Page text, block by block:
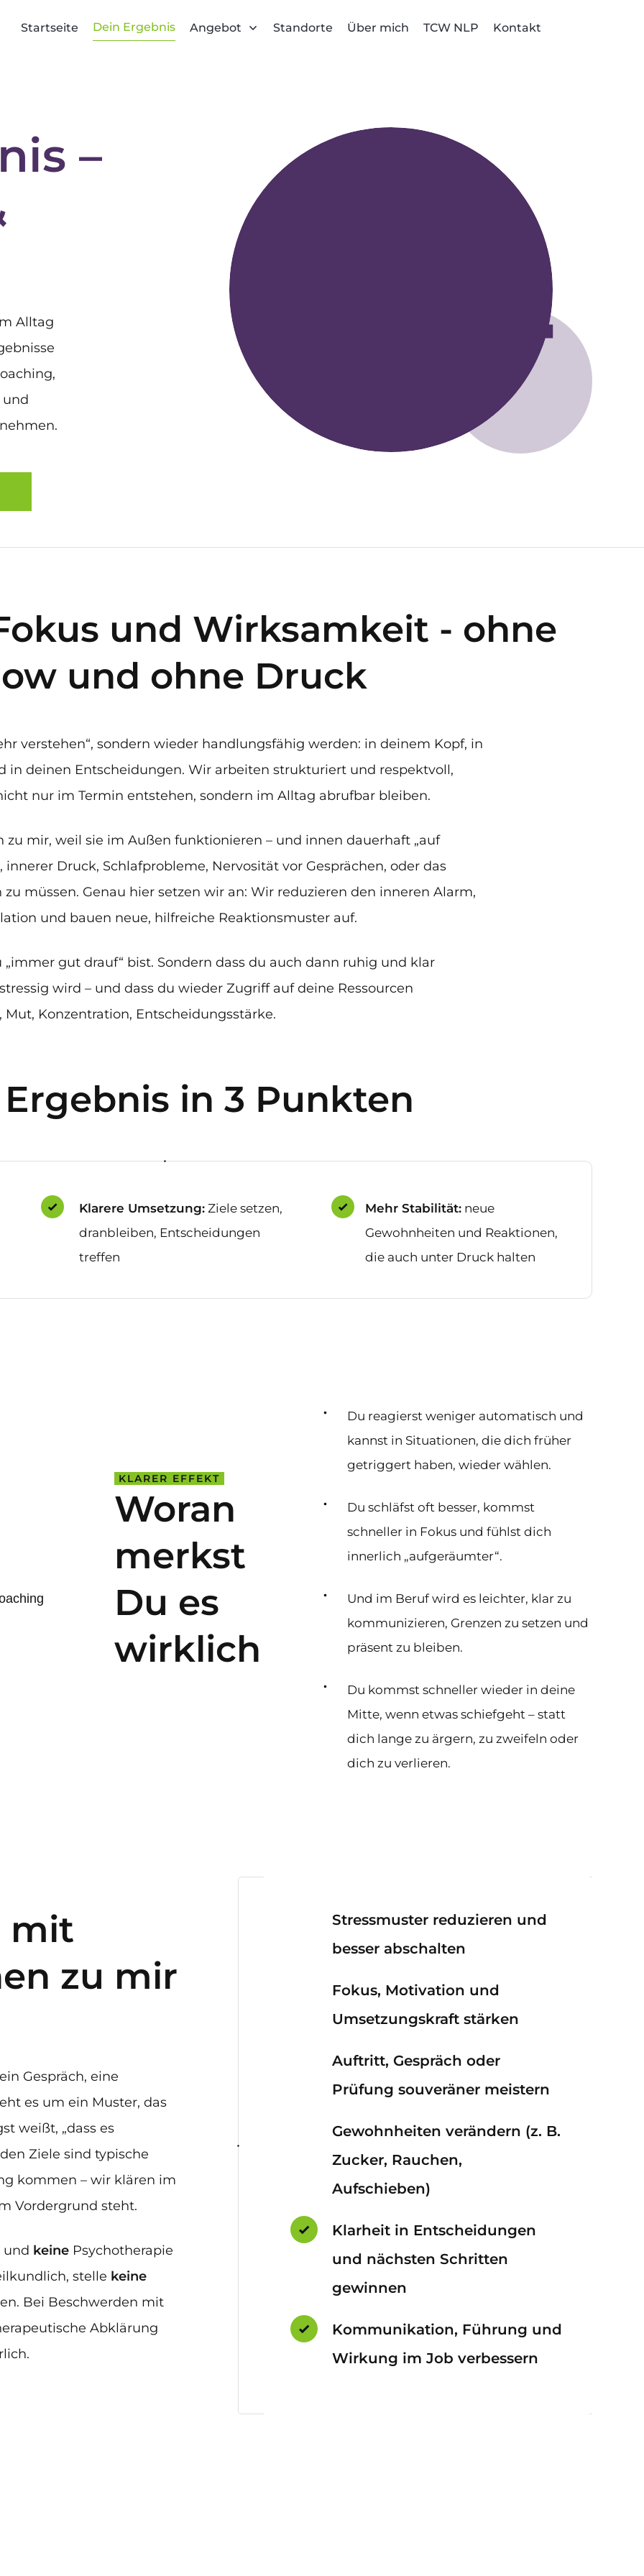
Startseite Dein Ergebnis Angebot Standorte Über mich TCW NLP Kontakt
–
Alltag
und
und Wirksamkeit - ohne
und ohne Druck
verstehen“, sondern wieder handlungsfähig werden: in deinem Kopf, in
in deinen Entscheidungen. Wir arbeiten strukturiert und respektvoll,
nur im Termin entstehen, sondern im Alltag abrufbar bleiben.
zu mir, weil sie im Außen funktionieren – und innen dauerhaft „auf
innerer Druck, Schlafprobleme, Nervosität vor Gesprächen, oder das
müssen. Genau hier setzen wir an: Wir reduzieren den inneren Alarm,
und bauen neue, hilfreiche Reaktionsmuster auf.
„immer gut drauf“ bist. Sondern dass du auch dann ruhig und klar
wird – und dass du wieder Zugriff auf deine Ressourcen
Konzentration, Entscheidungsstärke.
in 3 Punkten
Klarere Umsetzung: Ziele setzen,
dranbleiben, Entscheidungen
treffen
Mehr Stabilität:neue
Gewohnheiten und Reaktionen,
die auch unter Druck halten
KLARER EFFEKT
Woran
merkst
Du es
wirklich
Du reagierst weniger automatisch und
kannst in Situationen, die dich früher
getriggert haben, wieder wählen.
Du schläfst oft besser, kommst
schneller in Fokus und fühlst dich
innerlich „aufgeräumter“.
Und im Beruf wird es leichter, klar zu
kommunizieren, Grenzen zu setzen und
präsent zu bleiben.
Du kommst schneller wieder in deine
Mitte, wenn etwas schiefgeht – statt
dich lange zu ärgern, zu zweifeln oder
dich zu verlieren.
mit
zu mir
Gespräch, eine
es um ein Muster, das
weißt, „dass es
Ziele sind typische
kommen – wir klären im
Vordergrund steht.
und keine Psychotherapie
stelle keine
Bei Beschwerden mit
Abklärung
Stressmuster reduzieren und
besser abschalten
Fokus, Motivation und
Umsetzungskraft stärken
Auftritt, Gespräch oder
Prüfung souveräner meistern
Gewohnheiten verändern (z. B.
Zucker, Rauchen,
Aufschieben)
Klarheit in Entscheidungen
und nächsten Schritten
gewinnen
Kommunikation, Führung und
Wirkung im Job verbessern